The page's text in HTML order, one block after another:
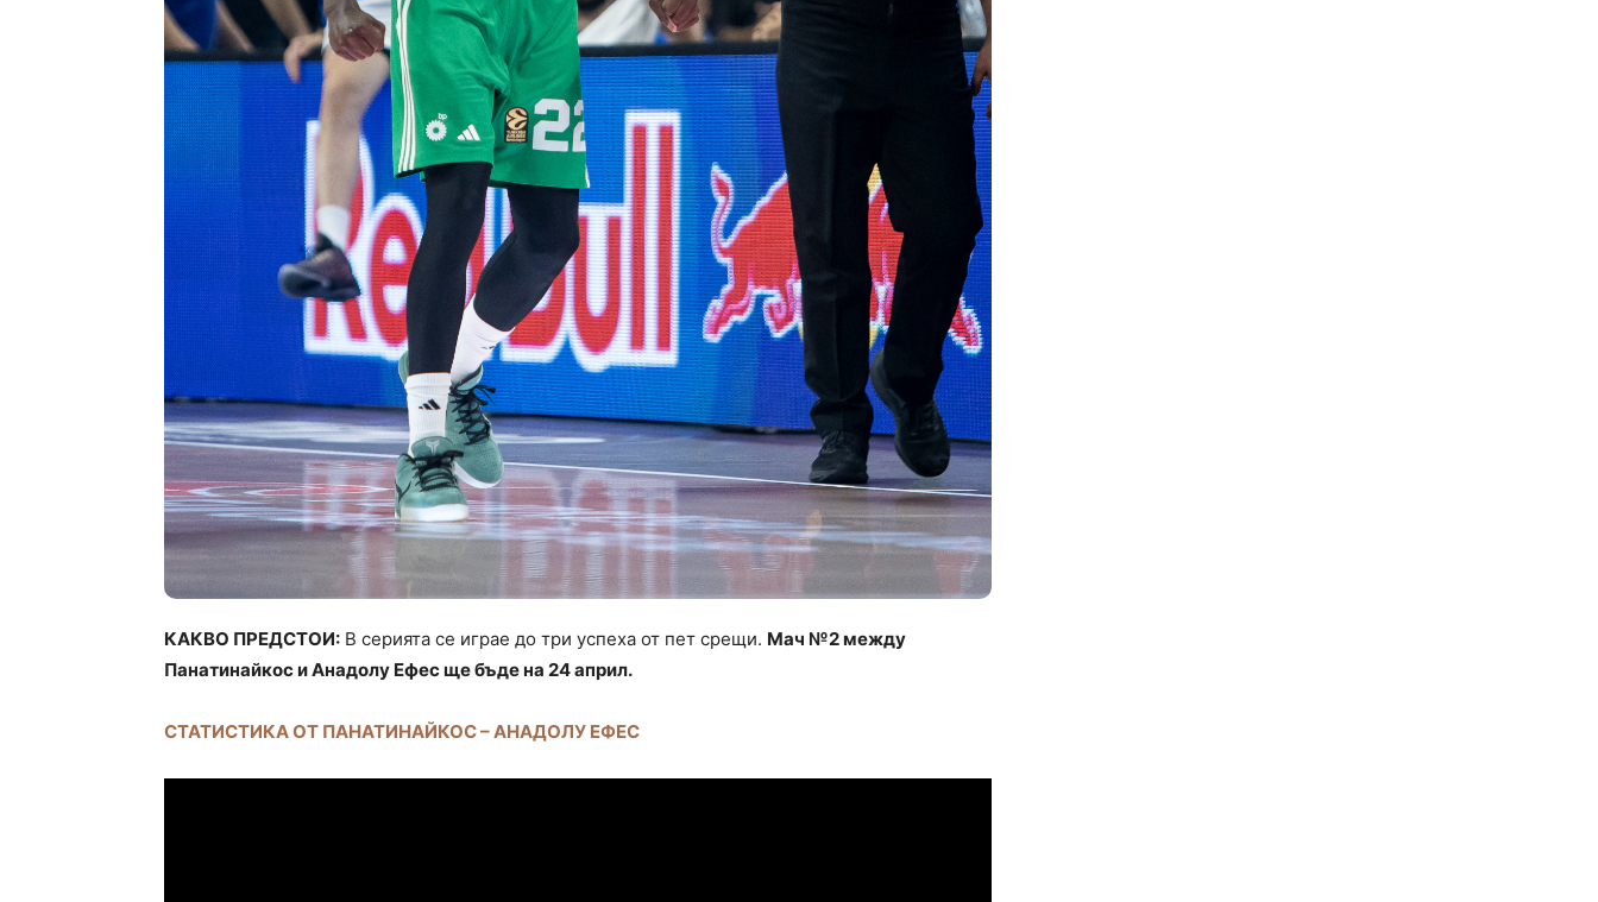
КАКВО ПРЕДСТОИ: В серията се играе до три успеха от пет срещи. Мач №2 между
Панатинайкос и Анадолу Ефес ще бъде на 24 април.
СТАТИСТИКА ОТ ПАНАТИНАЙКОС – АНАДОЛУ ЕФЕС